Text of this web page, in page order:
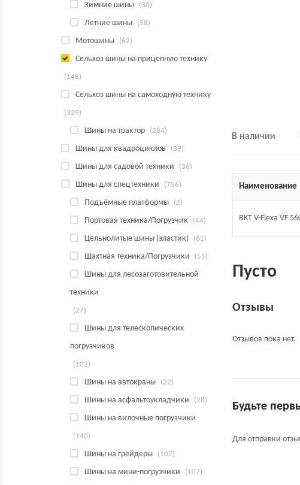
В наличии
Наименование
BKT V-Flexa VF
Пусто
Отзывы
Отзывов пока нет.
Будьте
Для отправки
Зимние шины (30)
Летние шины (58)
Мотошины (62)
Сельхоз шины на прицепную технику
(148)
Сельхоз шины на самоходную технику
(329)
Шины на трактор (284)
Шины для квадроциклов (39)
Шины для садовой техники (36)
Шины для спецтехники (756)
Подъёмные платформы (2)
Портовая техника/Погрузчик (44)
Цельнолитые шины (эластик) (61)
Шахтная техника/Погрузчики (55)
Шины для лесозаготовительной
техники
(27)
Шины для телескопических
погрузчиков
(102)
Шины на автокраны (22)
Шины на асфальтоукладчики (28)
Шины на вилочные погрузчики
(140)
Шины на грейдеры (107)
Шины на мини-погрузчики (107)